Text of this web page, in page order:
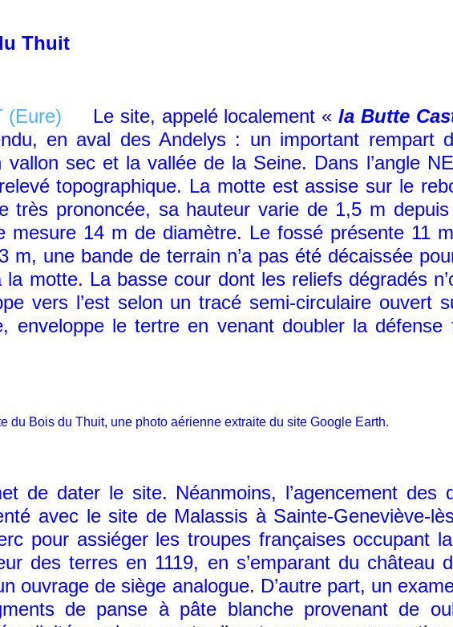
Thuit
Le site, appelé localement « la Butte
en aval des Andelys : un important rempart
sec et la vallée de la Seine. Dans l’angle
topographique. La motte est assise sur le
très prononcée, sa hauteur varie de 1,5 m
mesure 14 m de diamètre. Le fossé présente 11
m, une bande de terrain n’a pas été décaissée
motte. La basse cour dont les reliefs dégradés
vers l’est selon un tracé semi-circulaire ouvert
enveloppe le tertre en venant doubler la défense
du Bois du Thuit, une photo aérienne extraite du site Google Earth.
dater le site. Néanmoins, l’agencement des
avec le site de Malassis à Sainte-Geneviève-
pour assiéger les troupes françaises occupant
des terres en 1119, en s’emparant du château
ouvrage de siège analogue. D’autre part, un
de panse à pâte blanche provenant de